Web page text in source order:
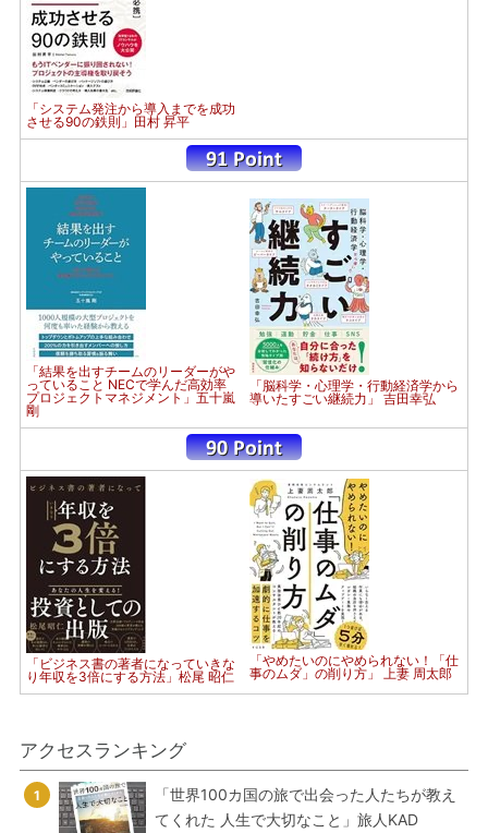
「システム発注から導入までを成功
させる90の鉄則」田村 昇平
「結果を出すチームのリーダーがや
っていること NECで学んだ高効率
プロジェクトマネジメント」五十嵐
剛
「脳科学・心理学・行動経済学から
導いたすごい継続力」 吉田幸弘
「ビジネス書の著者になっていきな
り年収を3倍にする方法」松尾 昭仁
「やめたいのにやめられない！「仕
事のムダ」の削り方」 上妻 周太郎
アクセスランキング
1
「世界100カ国の旅で出会った人たちが教え
てくれた 人生で大切なこと」旅人KAD